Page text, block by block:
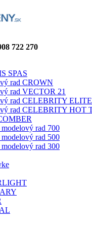
722 270
SPAS
rad CROWN
rad VECTOR 21
rad CELEBRITY ELITE
rad CELEBRITY HOT
rad 700
rad 500
rad 300